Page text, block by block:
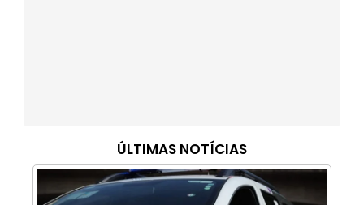
ÚLTIMAS NOTÍCIAS